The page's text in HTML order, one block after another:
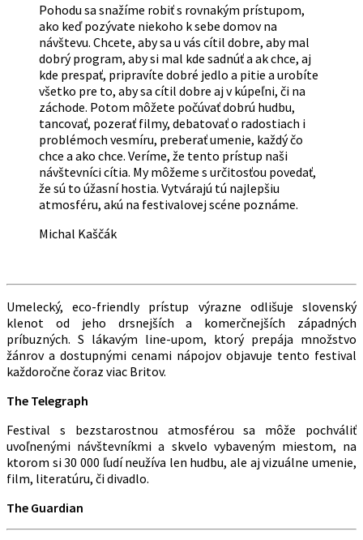
Pohodu sa snažíme robiť s rovnakým prístupom,
ako keď pozývate niekoho k sebe domov na
návštevu. Chcete, aby sa u vás cítil dobre, aby mal
dobrý program, aby si mal kde sadnúť a ak chce, aj
kde prespať, pripravíte dobré jedlo a pitie a urobíte
všetko pre to, aby sa cítil dobre aj v kúpeľni, či na
záchode. Potom môžete počúvať dobrú hudbu,
tancovať, pozerať filmy, debatovať o radostiach i
problémoch vesmíru, preberať umenie, každý čo
chce a ako chce. Veríme, že tento prístup naši
návštevníci cítia. My môžeme s určitosťou povedať,
že sú to úžasní hostia. Vytvárajú tú najlepšiu
atmosféru, akú na festivalovej scéne poznáme.
Michal Kaščák
Umelecký, eco-friendly prístup výrazne odlišuje slovenský
klenot od jeho drsnejších a komerčnejších západných
príbuzných. S lákavým line-upom, ktorý prepája množstvo
žánrov a dostupnými cenami nápojov objavuje tento festival
každoročne čoraz viac Britov.
The Telegraph
Festival s bezstarostnou atmosférou sa môže pochváliť
uvoľnenými návštevníkmi a skvelo vybaveným miestom, na
ktorom si 30 000 ľudí neužíva len hudbu, ale aj vizuálne umenie,
film, literatúru, či divadlo.
The Guardian